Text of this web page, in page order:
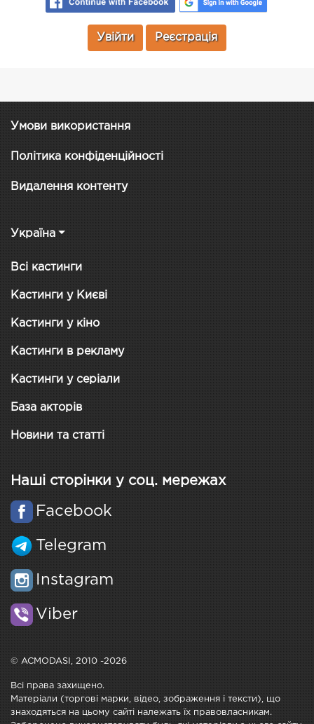
Увійти Реєстрація
Умови використання
Політика конфіденційності
Видалення контенту
Україна
Всі кастинги
Кастинги у Києві
Кастинги у кіно
Кастинги в рекламу
Кастинги у серіали
База акторів
Новини та статті
Наші сторінки у соц. мережах
Facebook
Telegram
Instagram
Viber
© ACMODASI, 2010 -2026
Всі права захищено.
Матеріали (торгові марки, відео, зображення і тексти), що
знаходяться на цьому сайті належать їх правовласникам.